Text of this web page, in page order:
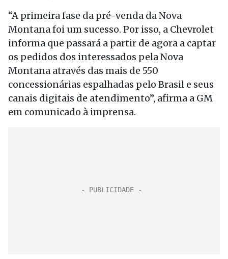
“A primeira fase da pré-venda da Nova
Montana foi um sucesso. Por isso, a Chevrolet
informa que passará a partir de agora a captar
os pedidos dos interessados pela Nova
Montana através das mais de 550
concessionárias espalhadas pelo Brasil e seus
canais digitais de atendimento”, afirma a GM
em comunicado à imprensa.